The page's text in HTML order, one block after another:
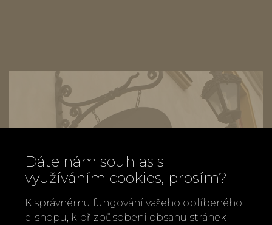
Dáte nám souhlas s
využíváním cookies, prosím?
K správnému fungování vašeho oblíbeného
e-shopu, k přizpůsobení obsahu stránek